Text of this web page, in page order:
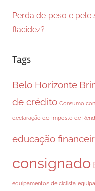
Perda de peso e
flacidez?
Tags
Belo Horizonte
de crédito Consumo
declaração do Imposto de
educação
consignado
equipamentos de ciclista